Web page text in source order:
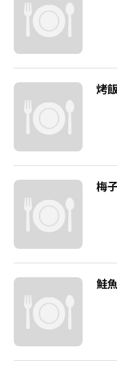
烤
梅
鮭